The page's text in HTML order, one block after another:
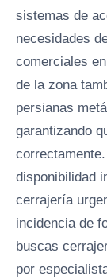
sistemas de
necesidades
comerciales
de la zona
persianas
garantizando
disponibilidad
cerrajería
incidencia de
buscas
por